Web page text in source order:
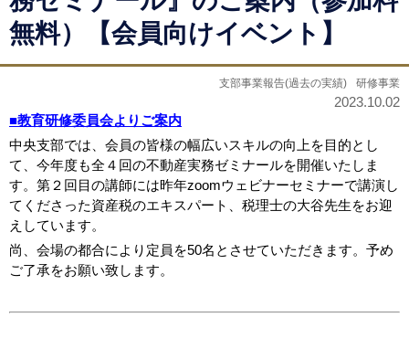
無料）【会員向けイベント】
支部事業報告(過去の実績) 研修事業
2023.10.02
■教育研修委員会よりご案内
中央支部では、会員の皆様の幅広いスキルの向上を目的とし
て、今年度も全４回の不動産実務ゼミナールを開催いたしま
す。第２回目の講師には昨年zoomウェビナーセミナーで講演し
てくださった資産税のエキスパート、税理士の大谷先生をお迎
えしています。
尚、会場の都合により定員を50名とさせていただきます。予め
ご了承をお願い致します。